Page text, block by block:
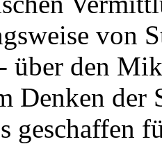
von
über den
Denken der
geschaffen